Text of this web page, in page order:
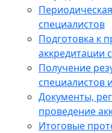
специалистов
Подготовка к
аккредитации
Получение
специалистов
Документы,
проведение
Итоговые